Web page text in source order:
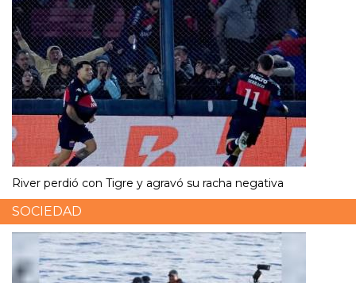
River perdió con Tigre y agravó su racha negativa
SOCIEDAD